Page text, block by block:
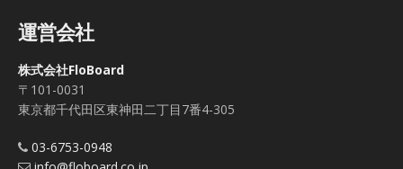
運営会社
株式会社FloBoard
〒101-0031
東京都千代田区東神田二丁目7番4-305
03-6753-0948